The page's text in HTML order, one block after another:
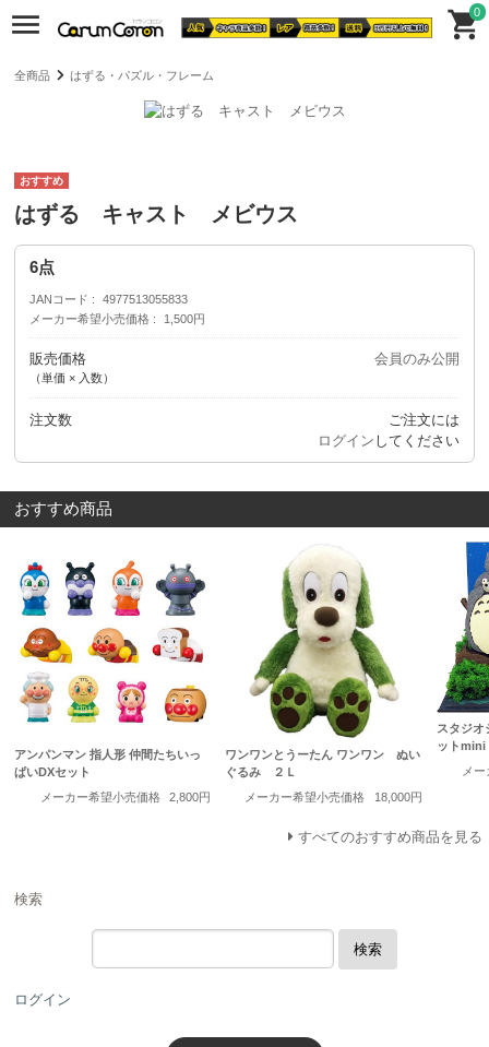
0
全商品 はずる・パズル・フレーム
はずる キャスト メビウス
6点
JANコード
4977513055833
メーカー希望小売価格
1,500円
販売価格
（単価 × 入数）
会員のみ公開
注文数
ご注文には
ログイン してください
おすすめ商品
アンパンマン 指人形 仲間たちいっ
ぱいDXセット
メーカー希望小売価格
2,800円
ワンワンとうーたん ワンワン ぬい
ぐるみ ２Ｌ
メーカー希望小売価格
18,000円
スタジ
ット
メ
すべてのおすすめ商品を見る
検索
検索
ログイン